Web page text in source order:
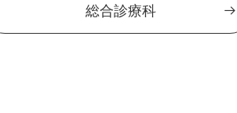
総合診療科